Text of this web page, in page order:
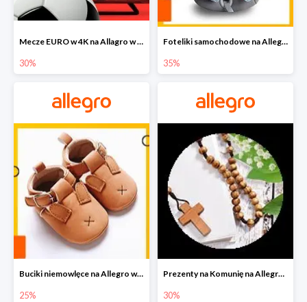
Mecze EURO w 4K na Allagro w super cenach
30%
Foteliki samochodowe na Allegro w super cenach
35%
Buciki niemowlęce na Allegro w super cenach
25%
Prezenty na Komunię na Allegro do -30%
30%